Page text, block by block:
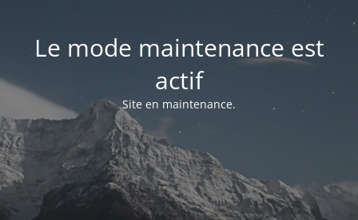
Le mode maintenance est
actif
Site en maintenance.